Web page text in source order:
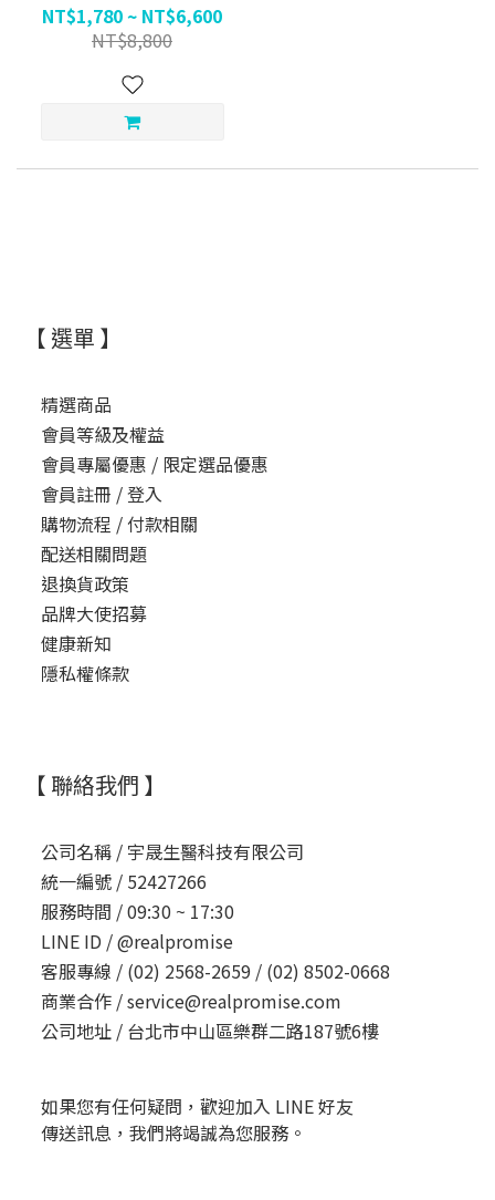
NT$1,780 ~ NT$6,600
NT$8,800
【 選單 】
精選商品
會員等級及權益
會員專屬優惠 / 限定選品優惠
會員註冊 / 登入
購物流程 / 付款相關
配送相關問題
退換貨政策
品牌大使招募
健康新知
隱私權條款
【 聯絡我們 】
公司名稱 / 宇晟生醫科技有限公司
統一編號 / 52427266
服務時間 /09:30 ~ 17:30
LINE ID /@realpromise
客服專線 / (02) 2568-2659 / (02) 8502-0668
商業合作 /service@realpromise.com
公司地址 / 台北市中山區樂群二路187號6樓
如果您有任何疑問，歡迎加入 LINE 好友
傳送訊息，我們將竭誠為您服務。